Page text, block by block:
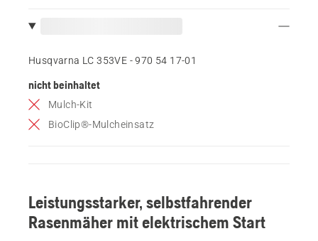
Husqvarna LC 353VE - 970 54 17‑01
nicht beinhaltet
Mulch-Kit
BioClip®-Mulcheinsatz
Leistungsstarker, selbstfahrender
Rasenmäher mit elektrischem Start